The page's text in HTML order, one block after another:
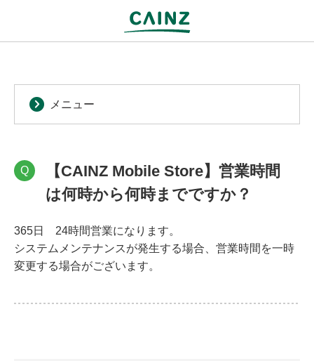
メニュー
Q
【CAINZ Mobile Store】営業時間
は何時から何時までですか？
365日 24時間営業になります。
システムメンテナンスが発生する場合、営業時間を一時
変更する場合がございます。